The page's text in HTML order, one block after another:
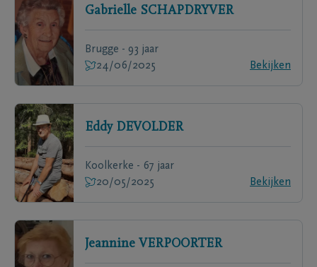
Gabrielle SCHAPDRYVER
Brugge - 93 jaar
24/06/2025
Bekijken
Eddy DEVOLDER
Koolkerke - 67 jaar
20/05/2025
Bekijken
Jeannine VERPOORTER